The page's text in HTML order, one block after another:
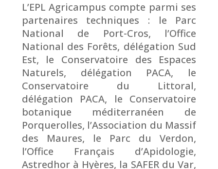
L’EPL Agricampus compte parmi ses
partenaires techniques : le Parc
National de Port-Cros, l’Office
National des Forêts, délégation Sud
Est, le Conservatoire des Espaces
Naturels, délégation PACA, le
Conservatoire du Littoral,
délégation PACA, le Conservatoire
botanique méditerranéen de
Porquerolles, l’Association du Massif
des Maures, le Parc du Verdon,
l’Office Français d’Apidologie,
Astredhor à Hyères, la SAFER du Var,